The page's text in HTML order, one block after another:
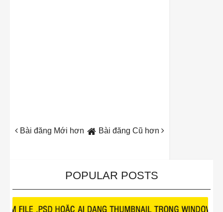
Bài đăng Mới hơn Bài đăng Cũ hơn
POPULAR POSTS